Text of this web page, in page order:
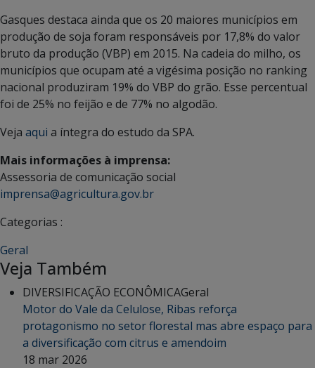
Gasques destaca ainda que os 20 maiores municípios em
produção de soja foram responsáveis por 17,8% do valor
bruto da produção (VBP) em 2015. Na cadeia do milho, os
municípios que ocupam até a vigésima posição no ranking
nacional produziram 19% do VBP do grão. Esse percentual
foi de 25% no feijão e de 77% no algodão.
Veja aqui a íntegra do estudo da SPA.
Mais informações à imprensa:
Assessoria de comunicação social
imprensa@agricultura.gov.br
Categorias :
Geral
Veja Também
DIVERSIFICAÇÃO ECONÔMICAGeral
Motor do Vale da Celulose, Ribas reforça
protagonismo no setor florestal mas abre espaço para
a diversificação com citrus e amendoim
18 mar 2026